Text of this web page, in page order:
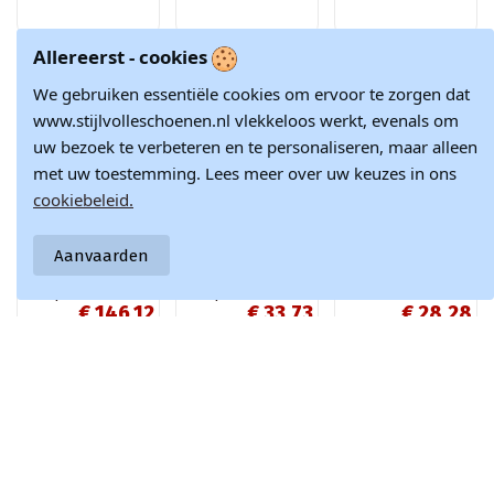
-15%
Zachte sneakers
dames Big Star
€ 146,12
-10%
€ 33,73
snøre fra Torres
€ 28,28
Allereerst - cookies
We gebruiken essentiële cookies om ervoor te zorgen dat
www.stijlvolleschoenen.nl vlekkeloos werkt, evenals om
uw bezoek te verbeteren en te personaliseren, maar alleen
met uw toestemming. Lees meer over uw keuzes in ons
cookiebeleid.
Aanvaarden